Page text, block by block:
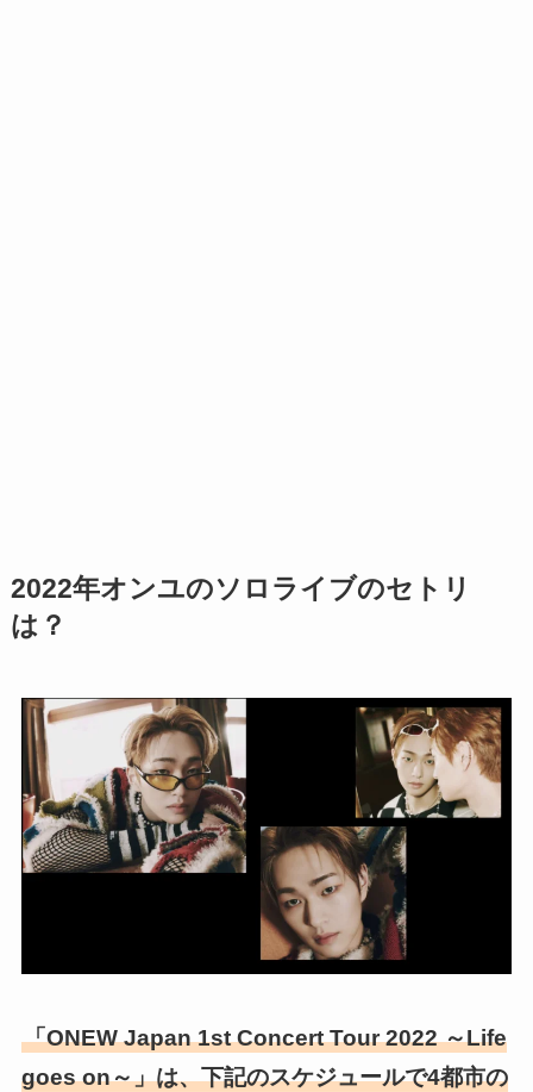
2022年オンユのソロライブのセトリ
は？
「ONEW Japan 1st Concert Tour 2022 ～Life
goes on～」は、下記のスケジュールで4都市の